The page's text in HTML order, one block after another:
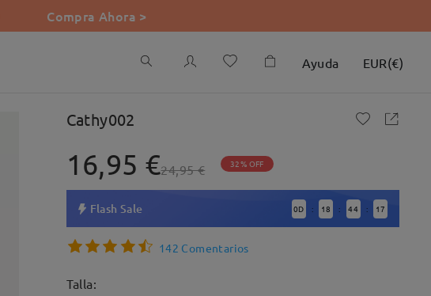
Compra Ahora >
Ayuda EUR(€)
Cathy002
16,95 €24,95 € 32% OFF
Flash Sale 0D : 18 : 44 : 16
142 Comentarios
Talla: